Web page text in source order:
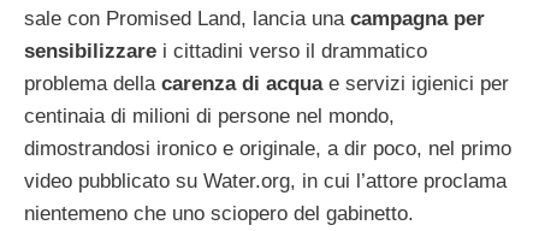
sale con Promised Land, lancia una campagna per
sensibilizzare i cittadini verso il drammatico
problema della carenza di acquae servizi igienici per
centinaia di milioni di persone nel mondo,
dimostrandosi ironico e originale, a dir poco, nel primo
video pubblicato su Water.org, in cui l’attore proclama
nientemeno che uno sciopero del gabinetto.